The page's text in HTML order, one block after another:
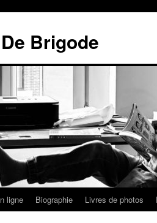
Brigode
ligne Biographie Livres de photos